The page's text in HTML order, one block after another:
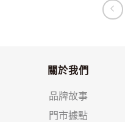
關於我們
品牌故事
門市據點